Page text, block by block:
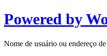
Powered by
Nome de usuário ou endereço